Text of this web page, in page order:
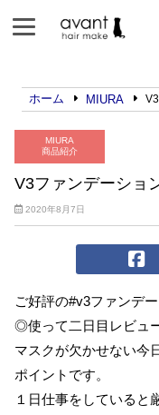
ホーム MIURA
MIURA
商品紹介
V3ファンデーショ
2020年8月7日
ご好評の#v3ファンデ
◎使って二日目レビュ
マスクが欠かせない今
ポイントです。
１日仕事をしていると